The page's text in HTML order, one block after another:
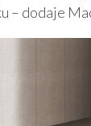
– dodaje